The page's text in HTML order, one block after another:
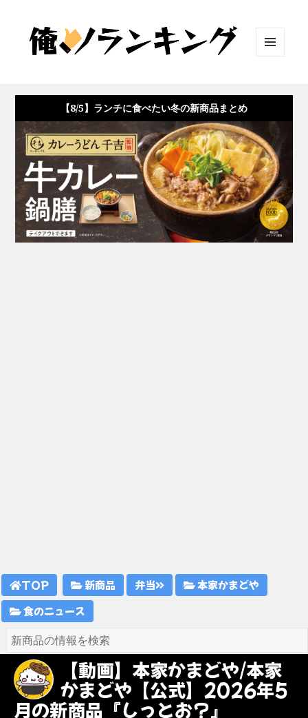
ット
【8/5】ランチに食べたい冬の新商品まとめ
TOP 新商品 弁当
本家かまどや
食のニュース
【動画】本家かまどや/本家
かまどや【公式】2026年5
月の新商品『しっとお？』